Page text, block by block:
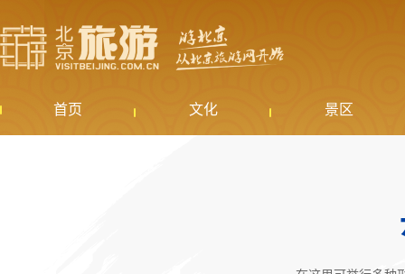
首页 文化 景区